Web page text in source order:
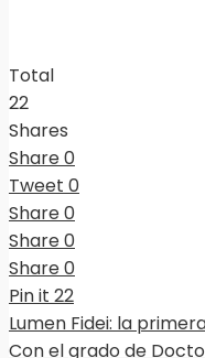
Total
22
Shares
Share0
Tweet 0
Share0
Share0
Share0
Pin it 22
Lumen Fidei: la
Con el grado de